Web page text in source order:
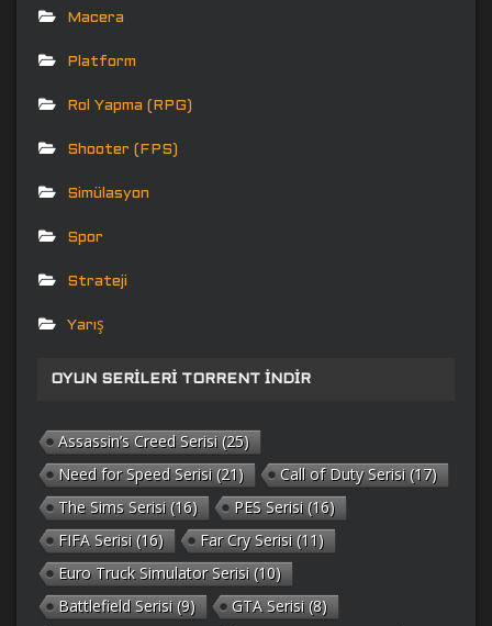
Macera
Platform
Rol Yapma (RPG)
Shooter (FPS)
Simülasyon
Spor
Strateji
Yarış
OYUN SERILERI TORRENT İNDIR
Assassin’s Creed Serisi (25)
Need for Speed Serisi (21) Call of Duty Serisi (17)
The Sims Serisi (16) PES Serisi (16)
FIFA Serisi (16) Far Cry Serisi (11)
Euro Truck Simulator Serisi (10)
Battlefield Serisi (9) GTA Serisi (8)